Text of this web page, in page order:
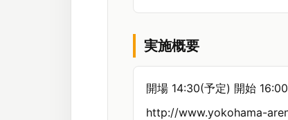
実施概要
開場 14:30(予定) 開始
http://www.yokohama-